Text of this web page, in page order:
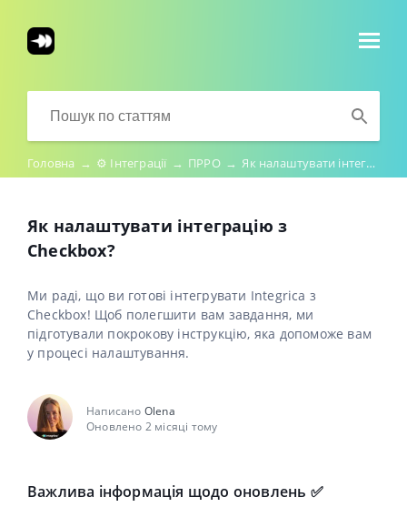
Головна → ⚙️ Інтеграції → ПРРО → Як налаштувати інтеграцію з Cheсkbox?
Як налаштувати інтеграцію з
Cheсkbox?
Ми раді, що ви готові інтегрувати Integrica з
Cheсkbox! Щоб полегшити вам завдання, ми
підготували покрокову інструкцію, яка допоможе вам
у процесі налаштування.
Написано Olena
Оновлено 2 місяці тому
Важлива інформація щодо оновлень ✅